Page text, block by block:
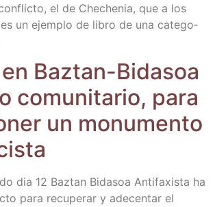
el de Che­che­nia, que a los
un ejem­plo de libro de una cate­go­
Baz­tan-Bida­soa
comu­ni­ta­rio, para
un monu­men­to
dia 12 Baz­tan Bida­soa Anti­fa­xis­ta ha
para recu­pe­rar y ade­cen­tar el